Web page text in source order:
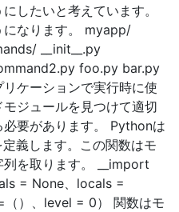
したいと考えています。
になります。 myapp/
__init__.py
foo.py bar.py
リケーションで実行時に使
ジュールを見つけて適切
必要があります。 Pythonは
定義します。この関数はモ
列を取ります。 __import
= None、locals =
）、level = 0） 関数はモ